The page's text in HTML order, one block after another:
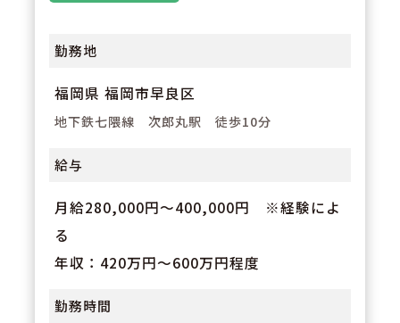
ポートを受けながら、段階的にス
キルアップが可能です。
勤務地
福岡県 福岡市早良区
地下鉄七隈線 次郎丸駅 徒歩10分
給与
月給280,000円〜400,000円 ※経験によ
る
年収：420万円～600万円程度
勤務時間